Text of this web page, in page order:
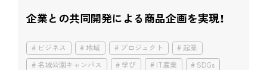
企業との共同開発による商品企画を実現！
ビジネス 地域 プロジェクト
起業
名城公園キャンパス
学び IT産業
SDGs